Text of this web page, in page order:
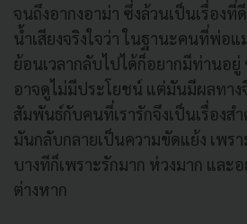
จนถึงอากงอาม่า ซึ่งล้วนเป็นเรื่องที่
น้ำเสียงจริงใจว่า ในฐานะคนที่พ่อ
ย้อนเวลากลับไปได้ก็อยากมีท่านอยู่
อาจดูไม่มีประโยชน์ แต่มันมีผลทาง
สัมพันธ์กับคนที่เรารักจึงเป็นเรื่องส
มันกลับกลายเป็นความขัดแย้ง เพรา
บางทีก็เพราะรักมาก ห่วงมาก และ
ต่างหาก